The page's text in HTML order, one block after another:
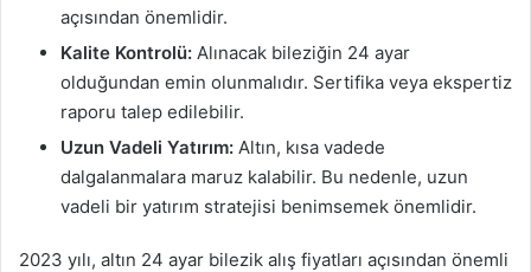
açısından önemlidir.
Kalite Kontrolü: Alınacak bileziğin 24 ayar
olduğundan emin olunmalıdır. Sertifika veya ekspertiz
raporu talep edilebilir.
Uzun Vadeli Yatırım: Altın, kısa vadede
dalgalanmalara maruz kalabilir. Bu nedenle, uzun
vadeli bir yatırım stratejisi benimsemek önemlidir.
2023 yılı, altın 24 ayar bilezik alış fiyatları açısından önemli